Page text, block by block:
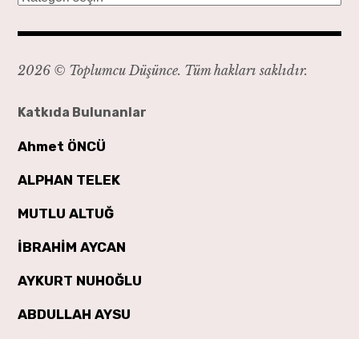
2026 © Toplumcu Düşünce. Tüm hakları saklıdır.
Katkıda Bulunanlar
Ahmet ÖNCÜ
ALPHAN TELEK
MUTLU ALTUĞ
İBRAHİM AYCAN
AYKURT NUHOĞLU
ABDULLAH AYSU